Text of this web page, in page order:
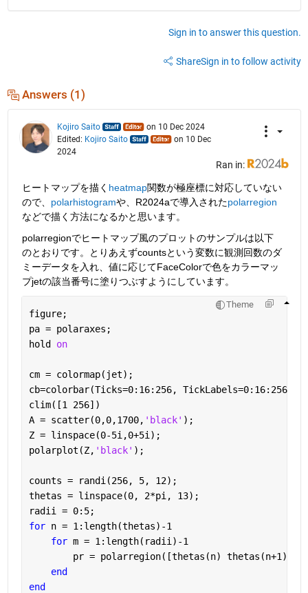
Sign in to answer this question.
ShareSign in to follow activity
Answers (1)
Kojiro Saito
on 10 Dec 2024
Edited: Kojiro Saito
on 10 Dec
2024
Ran in:
ヒートマップを描く heatmap関数が極座標に対応していない
ので、 polarhistogramや、R2024aで導入されたpolarregion
などで描く方法になるかと思います。
polarregionでヒートマップ風のプロットのサンプルは以下
のとおりです。とりあえずcountsという変数に観測回数のダ
ミーデータを入れ、値に応じてFaceColorで色をカラーマッ
プjetの該当番号に塗りつぶすようにしています。
Theme
figure;
pa = polaraxes;
hold on
cm = colormap(jet);
cb=colorbar(Ticks=0:16:256, TickLabels=0:16:256);
clim([1 256])
A = scatter(0,0,1700, 'black' );
Z = linspace(0-5i,0+5i);
polarplot(Z, 'black' );
counts = randi(256, 5, 12);
thetas = linspace(0, 2*pi, 13);
radii = 0:5;
for n = 1:length(thetas)-1
for m = 1:length(radii)-1
pr = polarregion([thetas(n) thetas(n+1)],
end
end